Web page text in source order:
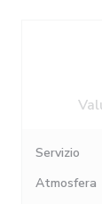
Servizio
Atmosfera